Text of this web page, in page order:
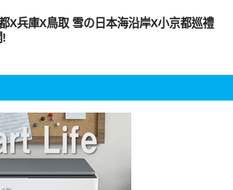
X兵庫X鳥取 雪の日本海沿岸X小京都巡禮
!